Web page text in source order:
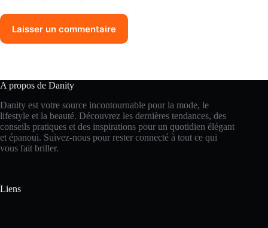
Laisser un commentaire
A propos de Danity
Danity est votre source incontournable pour la mode, le
lifestyle et la beauté. Découvrez les dernières tendances, des
conseils pratiques et des inspirations pour un quotidien élégant
et épanoui. Suivez-nous pour rester connecté à tout ce qui
vous fait briller.
Liens